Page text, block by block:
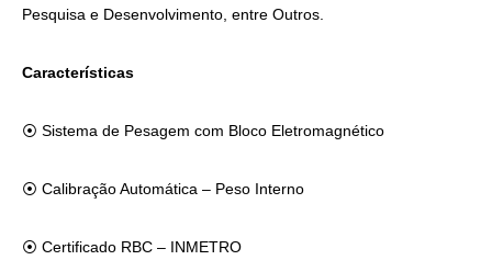
Pesquisa e Desenvolvimento, entre Outros.
Características
⦿ Sistema de Pesagem com Bloco Eletromagnético
⦿ Calibração Automática – Peso Interno
⦿ Certificado RBC – INMETRO